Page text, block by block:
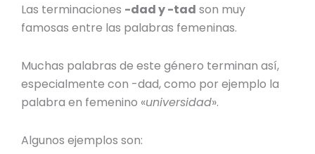
Las terminaciones -dad y -tad son muy
famosas entre las palabras femeninas.
Muchas palabras de este género terminan así,
especialmente con -dad, como por ejemplo la
palabra en femenino «universidad».
Algunos ejemplos son: